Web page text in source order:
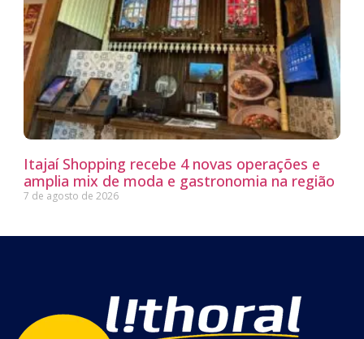
Itajaí Shopping recebe 4 novas operações e
amplia mix de moda e gastronomia na região
7 de agosto de 2026